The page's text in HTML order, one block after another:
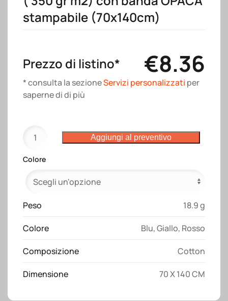
stampabile (70x140cm)
Prezzo di listino* €8.36
* consulta la sezioneServizi personalizzati per
saperne di di più
spugna
cotone
%
(
350
gr
m2)
con
banda
Aggiungi al preventivo
Colore
Peso 18.9 g
Colore Blu,Giallo, Rosso
Composizione Cotton
Dimensione 70 X 140 CM